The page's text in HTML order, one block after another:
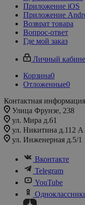
Приложение iOS
Приложение
Возврат товара
Вопрос-ответ
Где мой заказ
Личный
Корзина0
Отложенные0
Контактная информация
Улица Фрунзе, 238​
ул. Мира д.61
ул. Никитина д.112 А
ул. Инженерная д.5/1
Вконтакте
Telegram
YouTube